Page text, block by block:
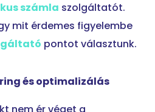
számla szolgáltatót.
mit érdemes figyelembe
pontot választunk.
és optimalizálás